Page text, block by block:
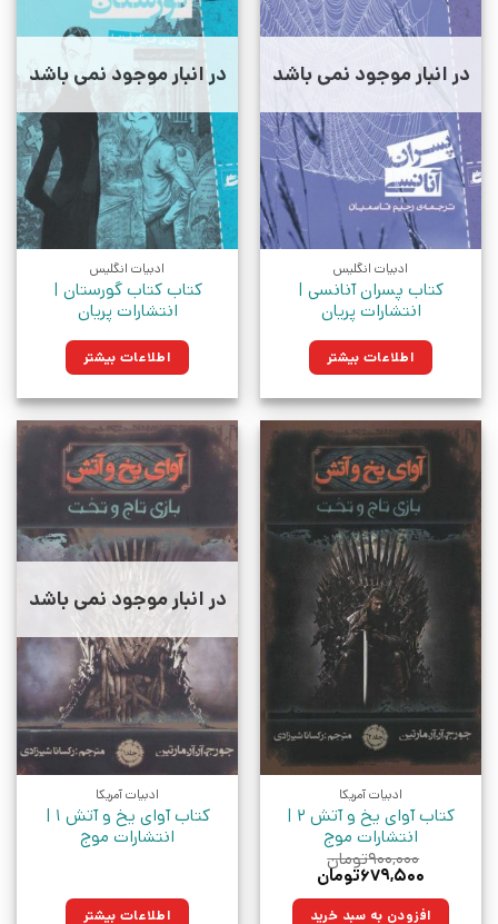
در انبار موجود نمی باشد
ادبیات انگلیس
کتاب پسران آنانسی |
انتشارات پریان
اطلاعات بیشتر
در انبار موجود نمی باشد
ادبیات انگلیس
کتاب کتاب گورستان |
انتشارات پریان
اطلاعات بیشتر
ادبیات آمریکا
کتاب آوای یخ و آتش 2 |
انتشارات موج
۹۰۰,۰۰۰تومان
قیمت
۹۰۰,۰۰۰تومان
۶۷۹,۵۰۰تومان
۶۷۹,۵۰۰تومان.افزودن به سبد خرید
در انبار موجود نمی باشد
ادبیات آمریکا
کتاب آوای یخ و آتش 1 |
انتشارات موج
اطلاعات بیشتر